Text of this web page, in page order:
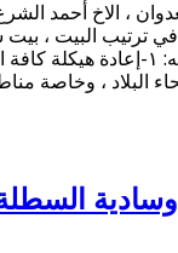
، الاخ أحمد
ترتيب البيت ، بيت
البلاد ، وخاصة